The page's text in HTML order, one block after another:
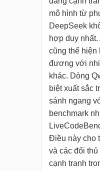
mô hình từ
DeepSeek
hợp duy
cũng thể
đương với
khác. Dòng
biệt xuất sắc
sánh ngang
benchmark
Điều này cho
và các đối
cạnh tranh